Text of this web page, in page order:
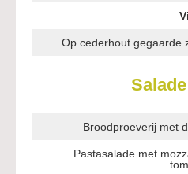
Op cederhout gegaarde
Broodproeverij met
Pastasalade met